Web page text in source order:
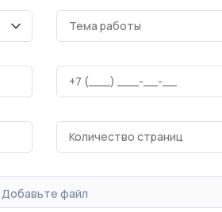
Добавьте файл